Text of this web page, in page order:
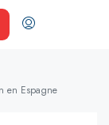
en Espagne